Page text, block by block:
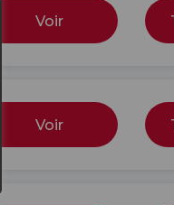
Voir
Voir